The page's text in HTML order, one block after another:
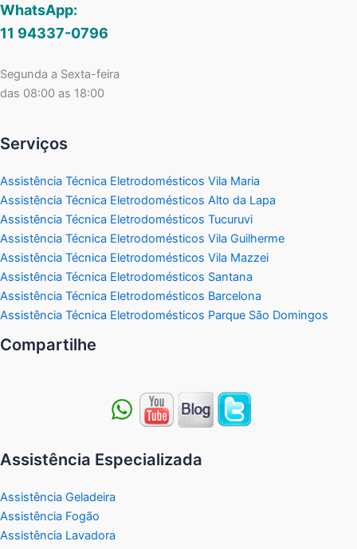
WhatsApp:
11 94337-0796
Segunda a Sexta-feira
das 08:00 as 18:00
Serviços
Assistência Técnica Eletrodomésticos Vila Maria
Assistência Técnica Eletrodomésticos Alto da Lapa
Assistência Técnica Eletrodomésticos Tucuruvi
Assistência Técnica Eletrodomésticos Vila Guilherme
Assistência Técnica Eletrodomésticos Vila Mazzei
Assistência Técnica Eletrodomésticos Santana
Assistência Técnica Eletrodomésticos Barcelona
Assistência Técnica Eletrodomésticos Parque São Domingos
Compartilhe
Assistência Especializada
Assistência Geladeira
Assistência Fogão
Assistência Lavadora